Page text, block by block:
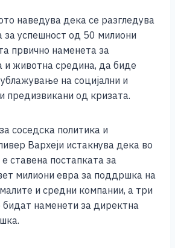
наведува дека се разгледува
за успешност од 50 милиони
првично наменета за
и животна средина, да биде
на социјални и
предизвикани од кризата.
соседска политика и
Вархеји истакнува дека во
ставена постапката за
милиони евра за поддршка на
и средни компании, а три
бидат наменети за директна